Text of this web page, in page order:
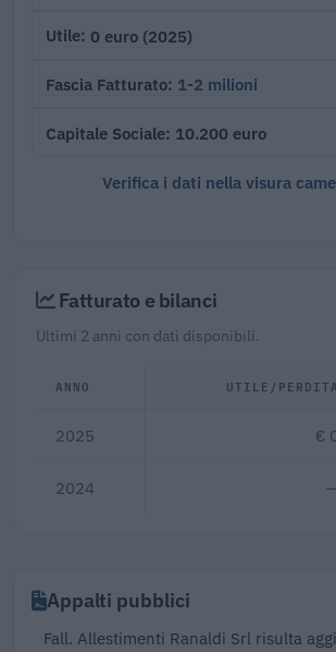
Utile 0 euro (2025)
Fascia Fatturato 1-2 milioni
Capitale Sociale 10.200 euro
Verifica i dati nella visura
Fatturato e bilanci
Ultimi 2 anni con dati disponibili.
ANNO UTILE/PERDITA
2025 €
2024
Appalti pubblici
Fall. Allestimenti Ranaldi Srl risulta